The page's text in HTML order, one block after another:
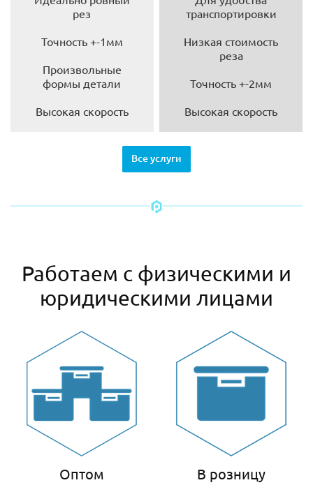
рез
Точность +-1мм
Произвольные
формы детали
Высокая скорость
транспортировки
Низкая стоимость
реза
Точность +-2мм
Высокая скорость
Все услуги
Работаем с физическими и
юридическими лицами
Оптом В розницу